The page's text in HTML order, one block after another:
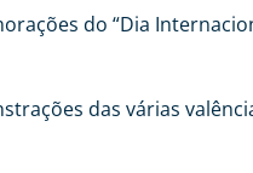
do “Dia
das várias